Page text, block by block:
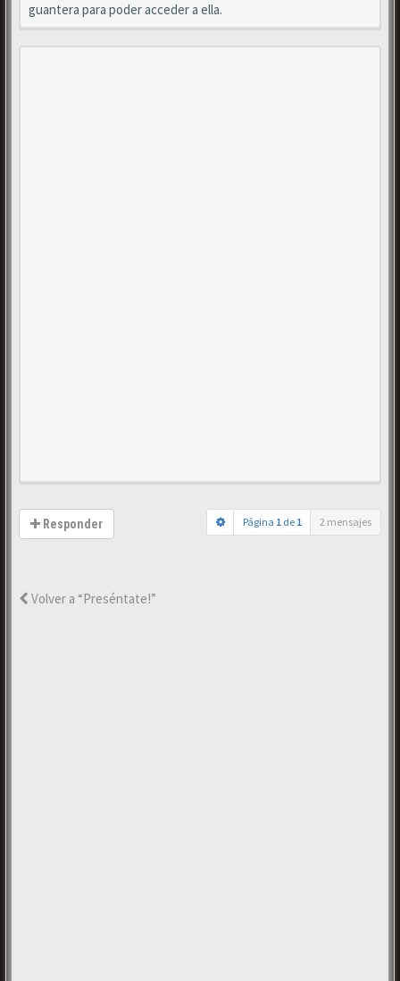
guantera para poder acceder a ella.
Responder Página 1 de 1 2 mensajes
Volver a “Preséntate!”